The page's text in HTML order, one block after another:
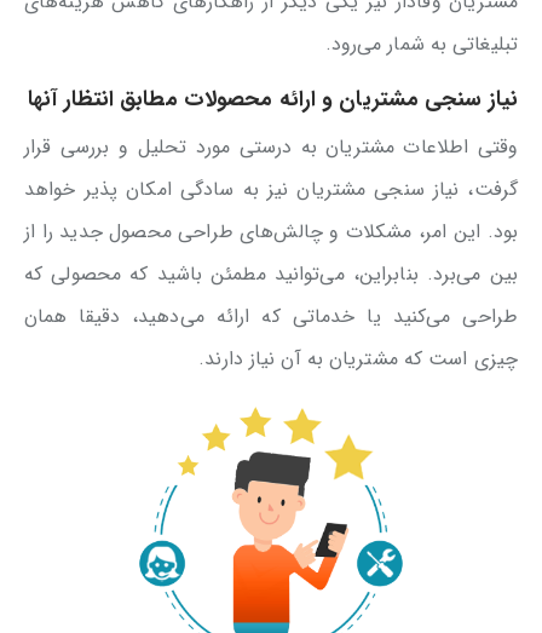
تبلیغاتی به شمار می‌رود.
نیاز سنجی مشتریان و ارائه محصولات مطابق انتظار آنها
وقتی اطلاعات مشتریان به درستی مورد تحلیل و بررسی قرار
گرفت، نیاز سنجی مشتریان نیز به سادگی امکان پذیر خواهد
بود. این امر، مشکلات و چالش‌های طراحی محصول جدید را از
بین می‌برد. بنابراین، می‌توانید مطمئن باشید که محصولی که
طراحی می‌کنید یا خدماتی که ارائه می‌دهید، دقیقا همان
چیزی است که مشتریان به آن نیاز دارند.